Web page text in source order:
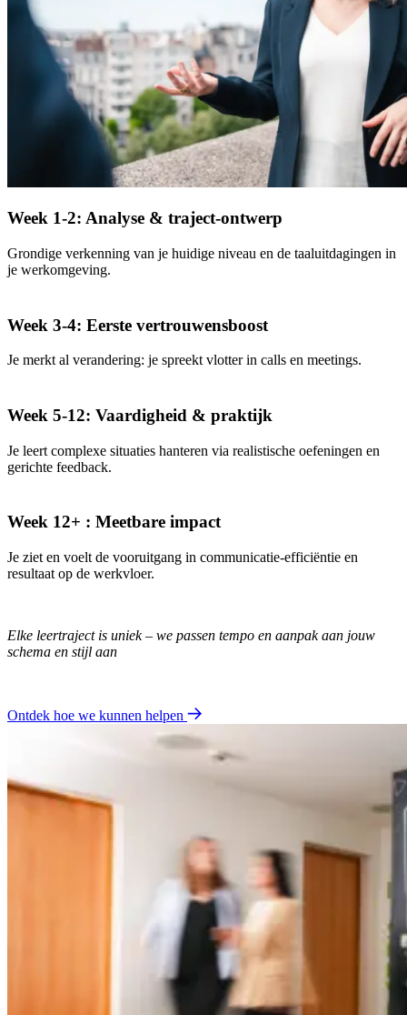
Week 1-2: Analyse & traject-ontwerp
Grondige verkenning van je huidige niveau en de taaluitdagingen in
je werkomgeving.
Week 3-4: Eerste vertrouwensboost
Je merkt al verandering: je spreekt vlotter in calls en meetings.
Week 5-12: Vaardigheid & praktijk
Je leert complexe situaties hanteren via realistische oefeningen en
gerichte feedback.
Week 12+ : Meetbare impact
Je ziet en voelt de vooruitgang in communicatie-efficiëntie en
resultaat op de werkvloer.
Elke leertraject is uniek – we passen tempo en aanpak aan jouw
schema en stijl aan
Ontdek hoe we kunnen helpen